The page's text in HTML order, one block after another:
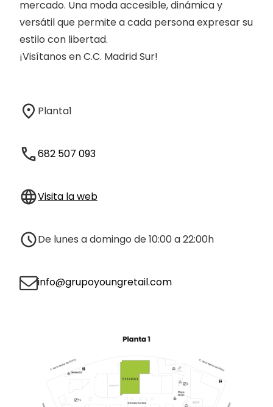
mercado. Una moda accesible, dinámica y
versátil que permite a cada persona expresar su
estilo con libertad.
¡Visítanos en C.C. Madrid Sur!
Planta1
682 507 093
Visita la web
De lunes a domingo de 10:00 a 22:00h
info@grupoyoungretail.com